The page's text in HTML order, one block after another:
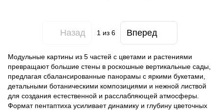
Назад 1 из 6 Вперед
Модульные картины из 5 частей с цветами и растениями
превращают большие стены в роскошные вертикальные сады,
предлагая сбалансированные панорамы с яркими букетами,
детальными ботаническими композициями и нежной листвой
для создания естественной и расслабляющей атмосферы.
Формат пентаптиха усиливает динамику и глубину цветочных